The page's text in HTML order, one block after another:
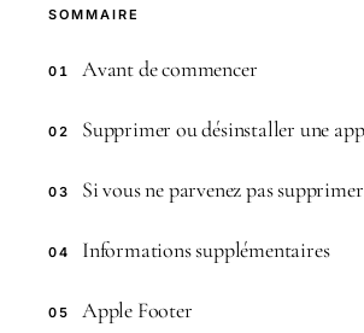
SOMMAIRE
01 Avant de commencer
02 Supprimer ou désinstaller une
03 Si vous ne parvenez pas
04 Informations supplémentaires
05 Apple Footer